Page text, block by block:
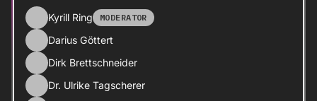
Kyrill Ring MODERATOR
Darius Göttert
Dirk Brettschneider
Dr. Ulrike Tagscherer